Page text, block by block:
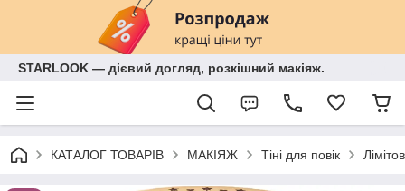
STARLOOK — дієвий догляд, розкішний макіяж.
КАТАЛОГ ТОВАРІВ МАКІЯЖ Тіні для повік